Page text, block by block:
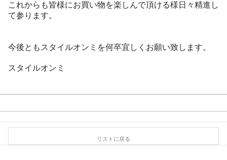
これからも皆様にお買い物を楽しんで頂ける様日々精進し
て参ります。
今後ともスタイルオンミを何卒宜しくお願い致します。
スタイルオンミ
リストに戻る